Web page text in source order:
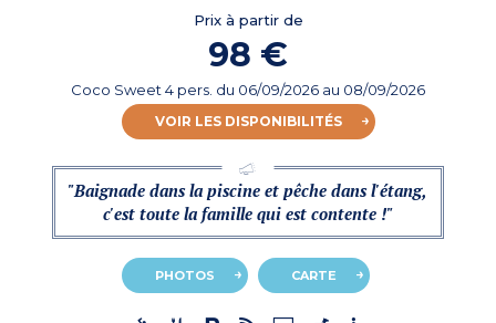
Prix à partir de
98 €
Coco Sweet 4 pers. du 06/09/2026 au 08/09/2026
VOIR LES DISPONIBILITÉS
"Baignade dans la piscine et pêche dans l'étang,
c'est toute la famille qui est contente !"
PHOTOS CARTE